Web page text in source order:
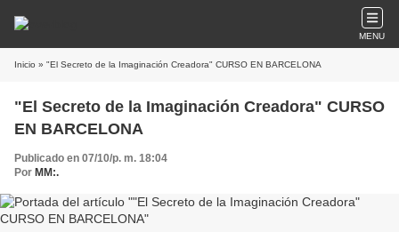
MENU
Inicio » "El Secreto de la Imaginación Creadora" CURSO EN BARCELONA
"El Secreto de la Imaginación Creadora" CURSO
EN BARCELONA
Publicado en 07/10/p. m. 18:04
Por MM:.